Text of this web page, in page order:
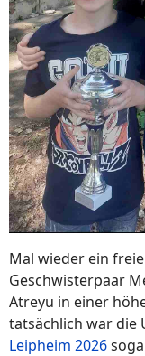
Mal wieder ein
Geschwisterpaar
Atreyu in einer
tatsächlich war die
Leipheim 2026